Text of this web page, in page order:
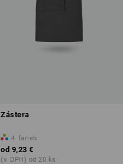
Zástera
4 farieb
od 9,23 €
(v. DPH) od 20 ks